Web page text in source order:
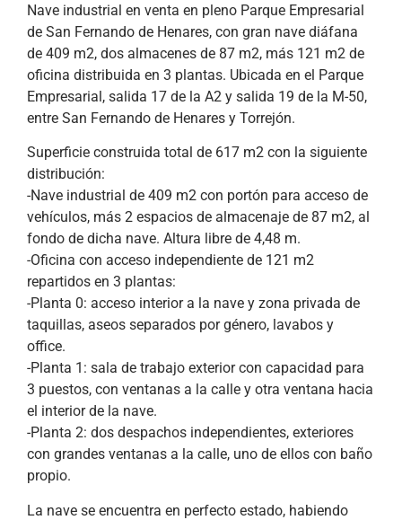
Nave industrial en venta en pleno Parque Empresarial
de San Fernando de Henares, con gran nave diáfana
de 409 m2, dos almacenes de 87 m2, más 121 m2 de
oficina distribuida en 3 plantas. Ubicada en el Parque
Empresarial, salida 17 de la A2 y salida 19 de la M-50,
entre San Fernando de Henares y Torrejón.
Superficie construida total de 617 m2 con la siguiente
distribución:
-Nave industrial de 409 m2 con portón para acceso de
vehículos, más 2 espacios de almacenaje de 87 m2, al
fondo de dicha nave. Altura libre de 4,48 m.
-Oficina con acceso independiente de 121 m2
repartidos en 3 plantas:
-Planta 0: acceso interior a la nave y zona privada de
taquillas, aseos separados por género, lavabos y
office.
-Planta 1: sala de trabajo exterior con capacidad para
3 puestos, con ventanas a la calle y otra ventana hacia
el interior de la nave.
-Planta 2: dos despachos independientes, exteriores
con grandes ventanas a la calle, uno de ellos con baño
propio.
La nave se encuentra en perfecto estado, habiendo